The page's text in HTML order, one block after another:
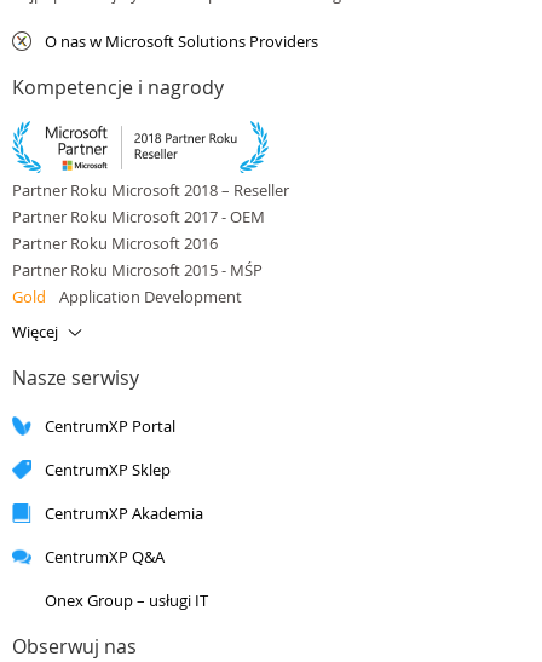
O nas w Microsoft Solutions Providers
Kompetencje i nagrody
Partner Roku Microsoft 2018 – Reseller
Partner Roku Microsoft 2017 - OEM
Partner Roku Microsoft 2016
Partner Roku Microsoft 2015 - MŚP
Gold
Application Development
Gold
Application Integration
Gold Cloud Productivity
Gold Small and Midmarket Cloud Solutions
Silver
Silver Application Integration
Silver Cloud Platform
Silver Collaboration and Content
Data Platform
Silver DevOps
Więcej
Nasze serwisy
CentrumXP Portal
CentrumXP Sklep
CentrumXP Akademia
CentrumXP Q&A
Onex Group – usługi IT
Obserwuj nas